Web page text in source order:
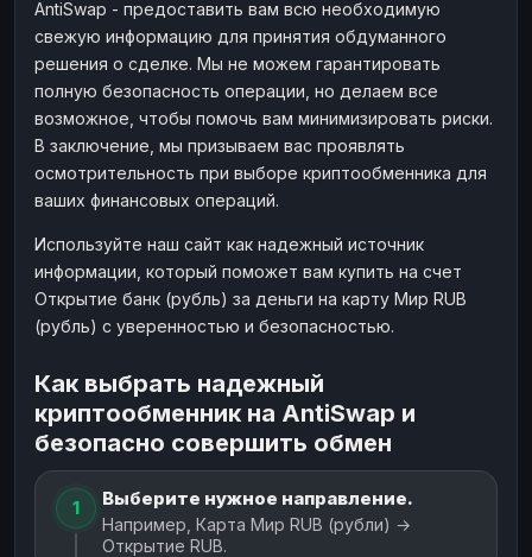
AntiSwap - предоставить вам всю необходимую
свежую информацию для принятия обдуманного
решения о сделке. Мы не можем гарантировать
полную безопасность операции, но делаем все
возможное, чтобы помочь вам минимизировать риски.
В заключение, мы призываем вас проявлять
осмотрительность при выборе криптообменника для
ваших финансовых операций.
Используйте наш сайт как надежный источник
информации, который поможет вам купить на счет
Открытие банк (рубль) за деньги на карту Мир RUB
(рубль) с уверенностью и безопасностью.
Как выбрать надежный
криптообменник на AntiSwap и
безопасно совершить обмен
1 Выберите нужное направление.
Например, Карта Мир RUB (рубли) →
Открытие RUB.